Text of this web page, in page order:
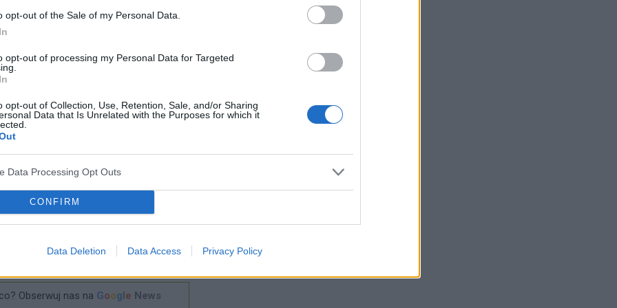
opt-out of the Sale of my Personal Data.
opt-out of processing my Personal Data for Targeted
opt-out of Collection, Use, Retention, Sale, and/or Sharing
Data that Is Unrelated with the Purposes for which it
Data Processing Opt Outs
CONFIRM
Data Deletion Data Access Privacy Policy
że wtedy, kiedy pacjenci nie mogli spać,
wzrost ciśnienia tętniczego utrzymywał się nie
nocy u badanych utrzymywała się
tętniczego krwi
badania, które umożliwią znalezienie odpowiedzi
wartości ciśnienia tętniczego podczas
uczonych są jednak kolejnymi, które przekonują
jest po prostu niezbędna.
Udostępnij go na Facebooku?
Obserwuj nas na Google News